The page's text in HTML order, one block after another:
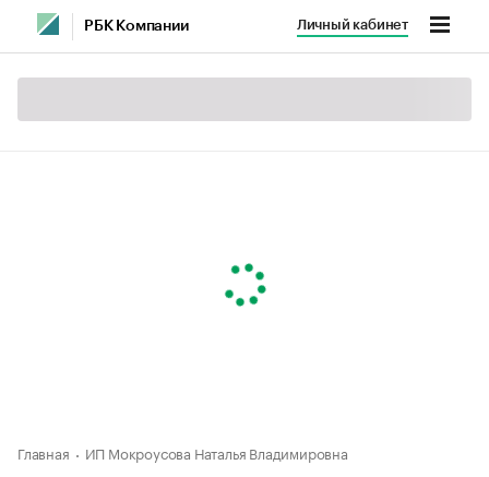
РБК Компании Личный кабинет
Главная ИП Мокроусова Наталья Владимировна